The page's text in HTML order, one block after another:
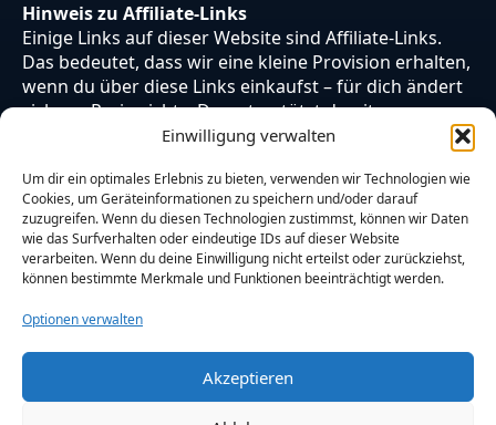
Einwilligung verwalten
Um dir ein optimales Erlebnis zu bieten, verwenden wir Technologien wie
Cookies, um Geräteinformationen zu speichern und/oder darauf
zuzugreifen. Wenn du diesen Technologien zustimmst, können wir Daten
wie das Surfverhalten oder eindeutige IDs auf dieser Website
verarbeiten. Wenn du deine Einwilligung nicht erteilst oder zurückziehst,
können bestimmte Merkmale und Funktionen beeinträchtigt werden.
Optionen verwalten
Akzeptieren
Hinweis zu Affiliate-Links
Einige Links auf dieser Website sind Affiliate-Links.
Das bedeutet, dass wir eine kleine Provision erhalten,
wenn du über diese Links einkaufst – für dich ändert
sich am Preis nichts. Du unterstützt damit unsere
Arbeit. Vielen Dank dafür!
© 2026 Otaku Japan. Alle Rechte vorbehalten.